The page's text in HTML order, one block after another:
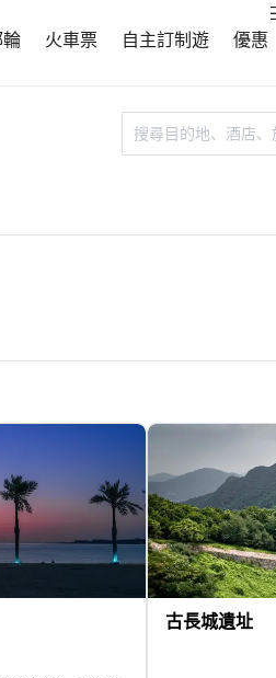
輪 火車票 自主訂制遊 優惠
古長城遺址